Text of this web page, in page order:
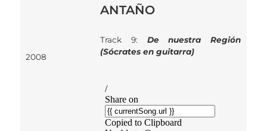
2008
ANTAÑO
Track 9: De nuestra Región
(Sócrates en guitarra)